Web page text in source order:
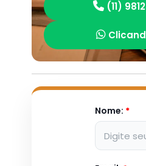
(11)
Nome: *